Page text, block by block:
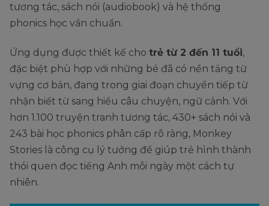
tương tác, sách nói (audiobook) và hệ thống
phonics học vần chuẩn.
Ứng dụng được thiết kế cho trẻ từ 2 đến 11 tuổi,
đặc biệt phù hợp với những bé đã có nền tảng từ
vựng cơ bản, đang trong giai đoạn chuyển tiếp từ
nhận biết từ sang hiểu câu chuyện, ngữ cảnh. Với
hơn 1.100 truyện tranh tương tác, 430+ sách nói và
243 bài học phonics phân cấp rõ ràng, Monkey
Stories là công cụ lý tưởng để giúp trẻ hình thành
thói quen đọc tiếng Anh mỗi ngày một cách tự
nhiên.